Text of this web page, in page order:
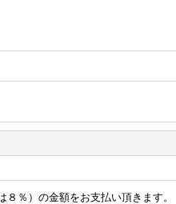
％）の金額をお支払い頂きます。